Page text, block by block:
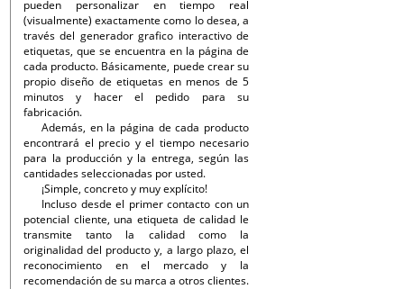
pueden personalizar en tiempo real
(visualmente) exactamente como lo desea, a
través del generador grafico interactivo de
etiquetas, que se encuentra en la página de
cada producto. Básicamente, puede crear su
propio diseño de etiquetas en menos de 5
minutos y hacer el pedido para su
fabricación.
Además, en la página de cada producto
encontrará el precio y el tiempo necesario
para la producción y la entrega, según las
cantidades seleccionadas por usted.
¡Simple, concreto y muy explícito!
Incluso desde el primer contacto con un
potencial cliente, una etiqueta de calidad le
transmite tanto la calidad como la
originalidad del producto y, a largo plazo, el
reconocimiento en el mercado y la
recomendación de su marca a otros clientes.